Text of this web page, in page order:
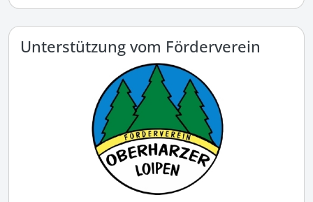
Unterstützung vom Förderverein